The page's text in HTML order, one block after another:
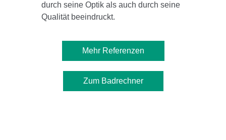
durch seine Optik als auch durch seine
Qualität beeindruckt.
Mehr Referenzen
Zum Badrechner